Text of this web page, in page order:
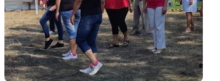
Le Grau du Roi 12
##11 Grau du Roi #2018